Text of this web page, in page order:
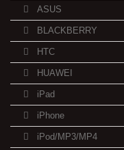
ASUS
BLACKBERRY
HTC
HUAWEI
iPad
iPhone
iPod/MP3/MP4